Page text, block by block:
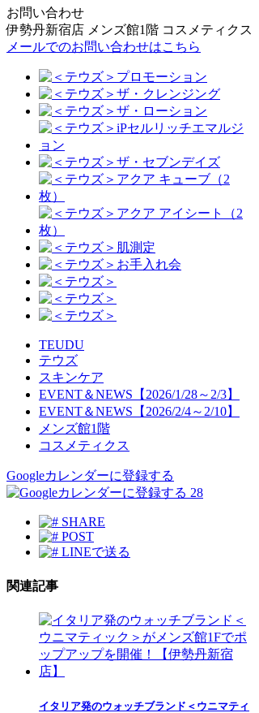
お問い合わせ
伊勢丹新宿店 メンズ館1階 コスメティクス
メールでのお問い合わせはこちら
TEUDU
テウズ
スキンケア
EVENT＆NEWS【2026/1/28～2/3】
EVENT＆NEWS【2026/2/4～2/10】
メンズ館1階
コスメティクス
Googleカレンダーに登録する
28
SHARE
POST
LINEで送る
関連記事
イタリア発のウォッチブランド＜ウニマティ